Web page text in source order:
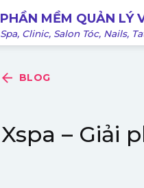
PHẦN MỀM QUẢN LÝ
Spa, Clinic, Salon Tóc, Nails,
BLOG
Xspa – Giải